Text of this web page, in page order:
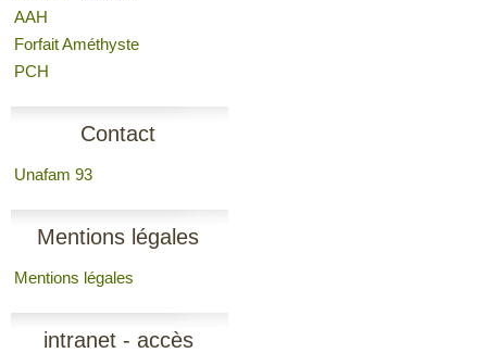
AAH
Forfait Améthyste
PCH
Contact
Unafam 93
Mentions légales
Mentions légales
intranet - accès